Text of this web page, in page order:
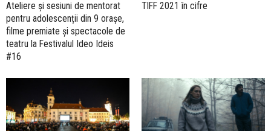
Ateliere și sesiuni de mentorat
pentru adolescenții din 9 orașe,
filme premiate și spectacole de
teatru la Festivalul Ideo Ideis
#16
TIFF 2021 în cifre